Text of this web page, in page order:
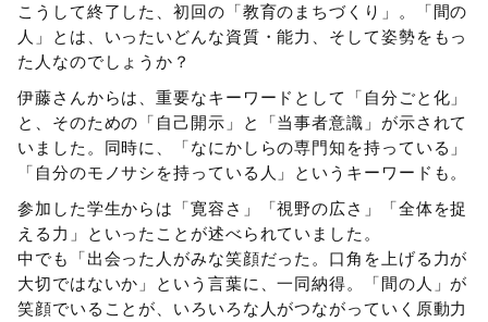
こうして終了した、初回の「教育のまちづくり」。「間の
人」とは、いったいどんな資質・能力、そして姿勢をもっ
た人なのでしょうか？
伊藤さんからは、重要なキーワードとして「自分ごと化」
と、そのための「自己開示」と「当事者意識」が示されて
いました。同時に、「なにかしらの専門知を持っている」
「自分のモノサシを持っている人」というキーワードも。
参加した学生からは「寛容さ」「視野の広さ」「全体を捉
える力」といったことが述べられていました。
中でも「出会った人がみな笑顔だった。口角を上げる力が
大切ではないか」という言葉に、一同納得。「間の人」が
笑顔でいることが、いろいろな人がつながっていく原動力